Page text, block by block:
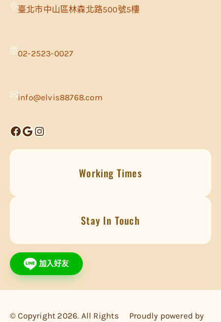
臺北市中山區林森北路500號5樓
02-2523-0027
info@elvis88768.com
Facebook Google Instagram
Working Times
Stay In Touch
© Copyright 2026. All Rights Proudly powered by